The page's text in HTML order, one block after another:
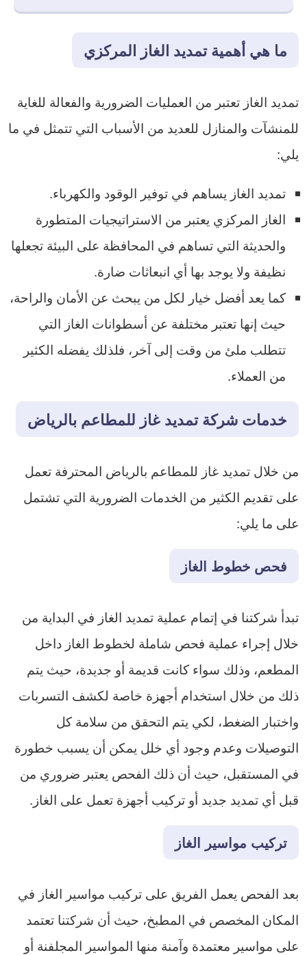
ما هي أهمية تمديد الغاز المركزي
تمديد الغاز تعتبر من العمليات الضرورية والفعالة للغاية
للمنشآت والمنازل للعديد من الأسباب التي تتمثل في ما
يلي:
تمديد الغاز يساهم في توفير الوقود والكهرباء.
الغاز المركزي يعتبر من الاستراتيجيات المتطورة
والحديثة التي تساهم في المحافظة على البيئة تجعلها
نظيفة ولا يوجد بها أي انبعاثات ضارة.
كما يعد أفضل خيار لكل من يبحث عن الأمان والراحة،
حيث إنها تعتبر مختلفة عن أسطوانات الغاز التي
تتطلب ملئ من وقت إلى آخر، فلذلك يفضله الكثير
من العملاء.
خدمات شركة تمديد غاز للمطاعم بالرياض
من خلال تمديد غاز للمطاعم بالرياض المحترفة تعمل
على تقديم الكثير من الخدمات الضرورية التي تشتمل
على ما يلي:
فحص خطوط الغاز
تبدأ شركتنا في إتمام عملية تمديد الغاز في البداية من
خلال إجراء عملية فحص شاملة لخطوط الغاز داخل
المطعم، وذلك سواء كانت قديمة أو جديدة، حيث يتم
ذلك من خلال استخدام أجهزة خاصة لكشف التسربات
واختبار الضغط، لكي يتم التحقق من سلامة كل
التوصيلات وعدم وجود أي خلل يمكن أن يسبب خطورة
في المستقبل، حيث أن ذلك الفحص يعتبر ضروري من
قبل أي تمديد جديد أو تركيب أجهزة تعمل على الغاز.
تركيب مواسير الغاز
بعد الفحص يعمل الفريق على تركيب مواسير الغاز في
المكان المخصص في المطبخ، حيث أن شركتنا تعتمد
على مواسير معتمدة وآمنة منها المواسير المجلفنة أو